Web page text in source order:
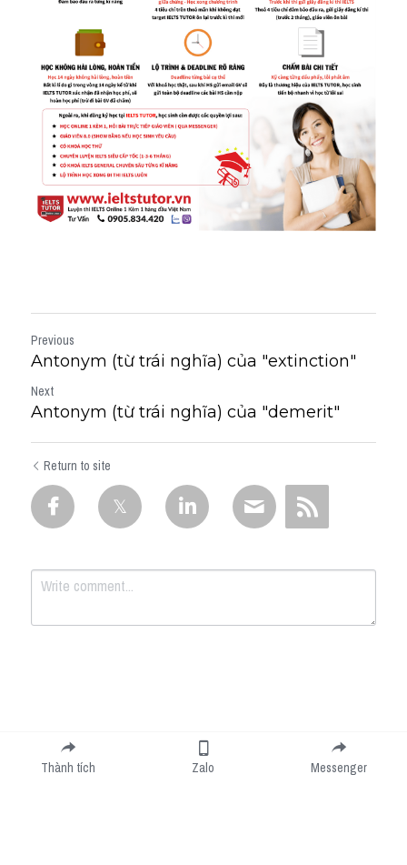
Previous
Antonym (từ trái nghĩa) của "extinction"
Next
Antonym (từ trái nghĩa) của "demerit"
Return to site
Submit
Thành tích Zalo Messenger